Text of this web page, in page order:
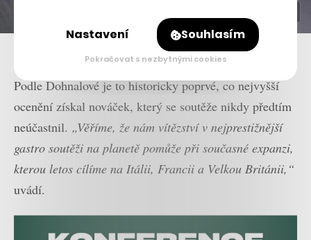
Lukáš Hejtmánek a zbytek týmu Pepper Field s cenou Golden Fork
Podle Dohnalové je to historicky poprvé, co nejvyšší
ocenění získal nováček, který se soutěže nikdy předtím
neúčastnil. „Věříme, že nám vítězství v nejprestižnější
gastro soutěži na planetě pomůže při současné expanzi,
kterou letos cílíme na Itálii, Francii a Velkou Británii,“
uvádí.
Nastavení Souhlasím
Pokračovat s nezbytnými cookies